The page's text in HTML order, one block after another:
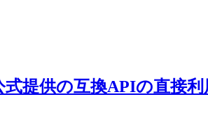
式提供の互換APIの直接